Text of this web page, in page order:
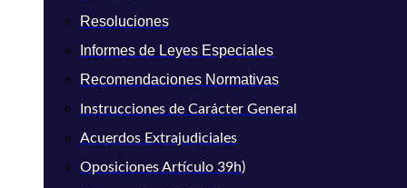
Resoluciones
Informes de Leyes Especiales
Recomendaciones Normativas
Instrucciones de Carácter General
Acuerdos Extrajudiciales
Oposiciones Artículo 39h)